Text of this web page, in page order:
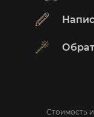
Стоимость